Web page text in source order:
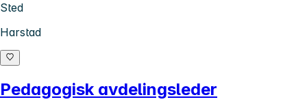
Sted
Harstad
Pedagogisk avdelingsleder